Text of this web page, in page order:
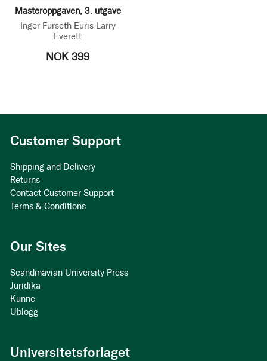
Masteroppgaven, 3. utgave
Inger Furseth Euris Larry
Everett
NOK 399
Customer Support
Shipping and Delivery
Returns
Contact Customer Support
Terms & Conditions
Our Sites
Scandinavian University Press
Juridika
Kunne
Ublogg
Universitetsforlaget